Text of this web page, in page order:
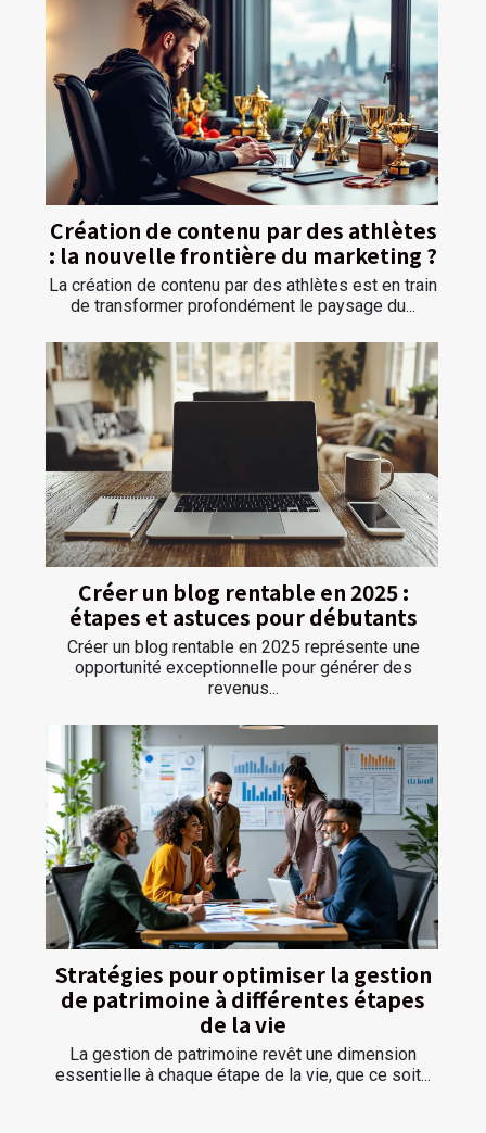
Création de contenu par des athlètes
: la nouvelle frontière du marketing ?
La création de contenu par des athlètes est en train
de transformer profondément le paysage du...
Créer un blog rentable en 2025 :
étapes et astuces pour débutants
Créer un blog rentable en 2025 représente une
opportunité exceptionnelle pour générer des
revenus...
Stratégies pour optimiser la gestion
de patrimoine à différentes étapes
de la vie
La gestion de patrimoine revêt une dimension
essentielle à chaque étape de la vie, que ce soit...